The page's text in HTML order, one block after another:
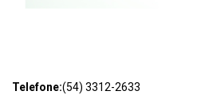
Telefone:(54) 3312-2633